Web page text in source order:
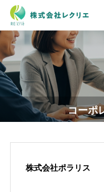
コーポ
株式会社ポラリス